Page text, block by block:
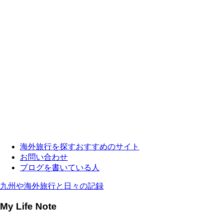
海外旅行を探すおすすめのサイト
お問い合わせ
ブログを書いている人
九州や海外旅行と日々の記録
My Life Note